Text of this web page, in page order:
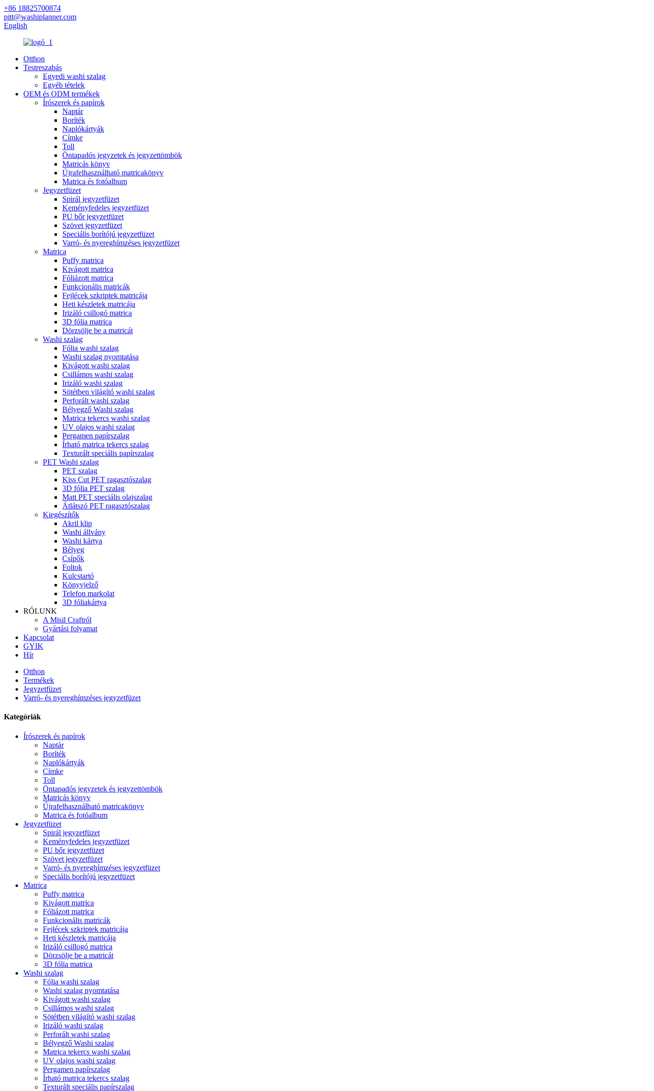
+86 18825700874
pitt@washiplanner.com
English
Otthon
Testreszabás
Egyedi washi szalag
Egyéb tételek
OEM és ODM termékek
Írószerek és papírok
Naptár
Boríték
Naplókártyák
Címke
Toll
Öntapadós jegyzetek és jegyzettömbök
Matricás könyv
Újrafelhasználható matricakönyv
Matrica és fotóalbum
Jegyzetfüzet
Spirál jegyzetfüzet
Keményfedeles jegyzetfüzet
PU bőr jegyzetfüzet
Szövet jegyzetfüzet
Speciális borítójú jegyzetfüzet
Varró- és nyereghímzéses jegyzetfüzet
Matrica
Puffy matrica
Kivágott matrica
Fóliázott matrica
Funkcionális matricák
Fejlécek szkriptek matricája
Heti készletek matricája
Irizáló csillogó matrica
3D fólia matrica
Dörzsölje be a matricát
Washi szalag
Fólia washi szalag
Washi szalag nyomtatása
Kivágott washi szalag
Csillámos washi szalag
Irizáló washi szalag
Sötétben világító washi szalag
Perforált washi szalag
Bélyegző Washi szalag
Matrica tekercs washi szalag
UV olajos washi szalag
Pergamen papírszalag
Írható matrica tekercs szalag
Texturált speciális papírszalag
PET Washi szalag
PET szalag
Kiss Cut PET ragasztószalag
3D fólia PET szalag
Matt PET speciális olajszalag
Átlátszó PET ragasztószalag
Kiegészítők
Akril klip
Washi állvány
Washi kártya
Bélyeg
Csípők
Foltok
Kulcstartó
Könyvjelző
Telefon markolat
3D fóliakártya
RÓLUNK
A Misil Craftról
Gyártási folyamat
Kapcsolat
GYIK
Hír
Otthon
Termékek
Jegyzetfüzet
Varró- és nyereghímzéses jegyzetfüzet
Kategóriák
Írószerek és papírok
Naptár
Boríték
Naplókártyák
Címke
Toll
Öntapadós jegyzetek és jegyzettömbök
Matricás könyv
Újrafelhasználható matricakönyv
Matrica és fotóalbum
Jegyzetfüzet
Spirál jegyzetfüzet
Keményfedeles jegyzetfüzet
PU bőr jegyzetfüzet
Szövet jegyzetfüzet
Varró- és nyereghímzéses jegyzetfüzet
Speciális borítójú jegyzetfüzet
Matrica
Puffy matrica
Kivágott matrica
Fóliázott matrica
Funkcionális matricák
Fejlécek szkriptek matricája
Heti készletek matricája
Irizáló csillogó matrica
Dörzsölje be a matricát
3D fólia matrica
Washi szalag
Fólia washi szalag
Washi szalag nyomtatása
Kivágott washi szalag
Csillámos washi szalag
Sötétben világító washi szalag
Irizáló washi szalag
Perforált washi szalag
Bélyegző Washi szalag
Matrica tekercs washi szalag
UV olajos washi szalag
Pergamen papírszalag
Írható matrica tekercs szalag
Texturált speciális papírszalag